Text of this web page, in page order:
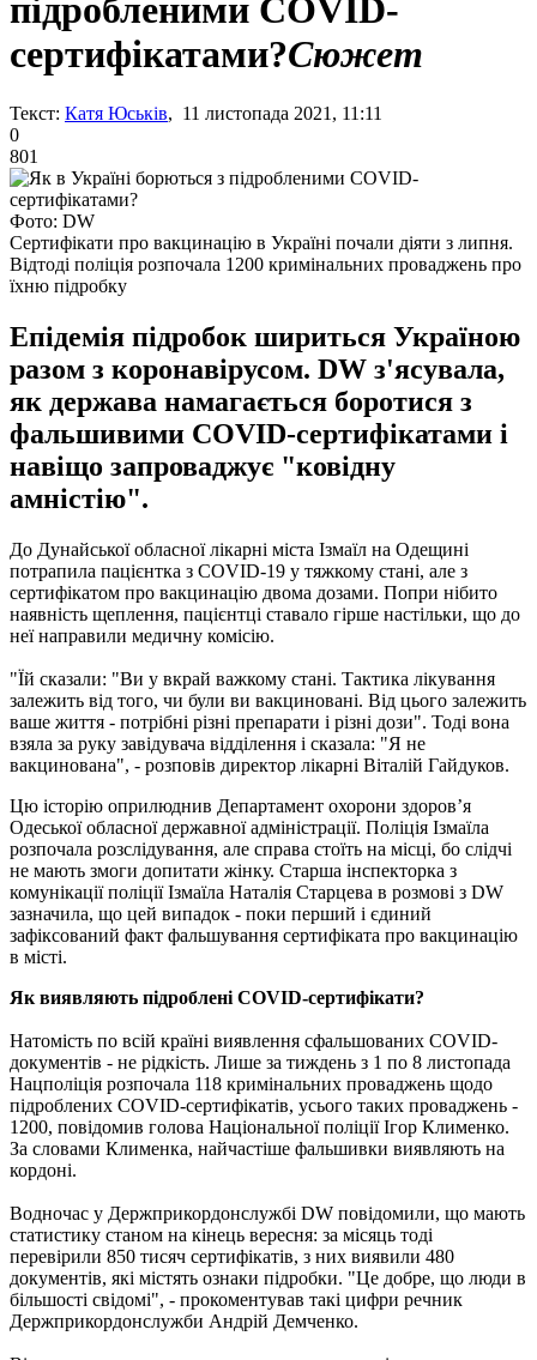
підробленими COVID-
сертифікатами?Сюжет
Текст: Катя Юськів, 11 листопада 2021, 11:11
0
801
Фото: DW
Сертифікати про вакцинацію в Україні почали діяти з липня.
Відтоді поліція розпочала 1200 кримінальних проваджень про
їхню підробку
Епідемія підробок шириться Україною
разом з коронавірусом. DW з'ясувала,
як держава намагається боротися з
фальшивими COVID-сертифікатами і
навіщо запроваджує "ковідну
амністію".
До Дунайської обласної лікарні міста Ізмаїл на Одещині
потрапила пацієнтка з COVID-19 у тяжкому стані, але з
сертифікатом про вакцинацію двома дозами. Попри нібито
наявність щеплення, пацієнтці ставало гірше настільки, що до
неї направили медичну комісію.
"Їй сказали: "Ви у вкрай важкому стані. Тактика лікування
залежить від того, чи були ви вакциновані. Від цього залежить
ваше життя - потрібні різні препарати і різні дози". Тоді вона
взяла за руку завідувача відділення і сказала: "Я не
вакцинована", - розповів директор лікарні Віталій Гайдуков.
Цю історію оприлюднив Департамент охорони здоров’я
Одеської обласної державної адміністрації. Поліція Ізмаїла
розпочала розслідування, але справа стоїть на місці, бо слідчі
не мають змоги допитати жінку. Старша інспекторка з
комунікації поліції Ізмаїла Наталія Старцева в розмові з DW
зазначила, що цей випадок - поки перший і єдиний
зафіксований факт фальшування сертифіката про вакцинацію
в місті.
Як виявляють підроблені COVID-сертифікати?
Натомість по всій країні виявлення сфальшованих COVID-
документів - не рідкість. Лише за тиждень з 1 по 8 листопада
Нацполіція розпочала 118 кримінальних проваджень щодо
підроблених COVID-сертифікатів, усього таких проваджень -
1200, повідомив голова Національної поліції Ігор Клименко.
За словами Клименка, найчастіше фальшивки виявляють на
кордоні.
Водночас у Держприкордонслужбі DW повідомили, що мають
статистику станом на кінець вересня: за місяць тоді
перевірили 850 тисяч сертифікатів, з них виявили 480
документів, які містять ознаки підробки. "Це добре, що люди в
більшості свідомі", - прокоментував такі цифри речник
Держприкордонслужби Андрій Демченко.